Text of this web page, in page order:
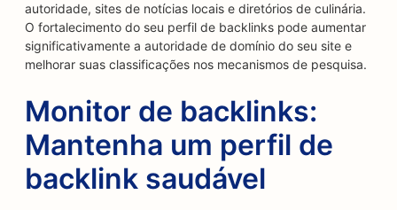
autoridade, sites de notícias locais e diretórios de culinária.
O fortalecimento do seu perfil de backlinks pode aumentar
significativamente a autoridade de domínio do seu site e
melhorar suas classificações nos mecanismos de pesquisa.
Monitor de backlinks:
Mantenha um perfil de
backlink saudável